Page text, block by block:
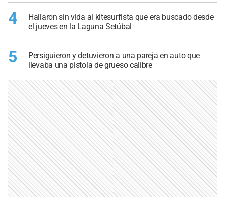
4
Hallaron sin vida al kitesurfista que era buscado desde
el jueves en la Laguna Setúbal
5
Persiguieron y detuvieron a una pareja en auto que
llevaba una pistola de grueso calibre